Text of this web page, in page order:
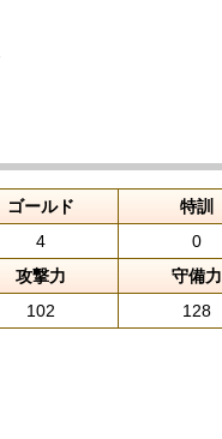
ゴールド 特訓
4 0
攻撃力 守備力
102 128